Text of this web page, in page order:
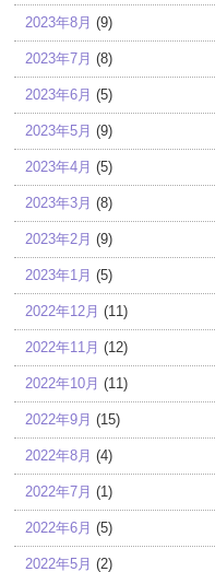
2023年8月 (9)
2023年7月 (8)
2023年6月 (5)
2023年5月 (9)
2023年4月 (5)
2023年3月 (8)
2023年2月 (9)
2023年1月 (5)
2022年12月 (11)
2022年11月 (12)
2022年10月 (11)
2022年9月 (15)
2022年8月 (4)
2022年7月 (1)
2022年6月 (5)
2022年5月 (2)